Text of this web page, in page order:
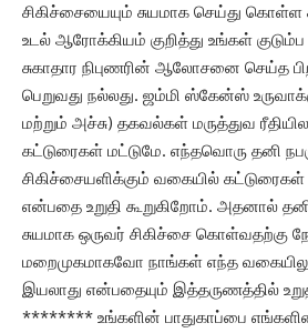
சிகிச்சையையும் சுயமாக செய்து கொள்ள
உடல் ஆரோக்கியம் குறித்து உங்கள்
சுகாதார நிபுணரின் ஆலோசனை செய்த
பெறுவது நல்லது. ஜம்மி ஸ்கேன்ஸ்
மற்றும் அச்சு) தகவல்கள் மருத்துவ
கட்டுரைகள் மட்டுமே. எந்தவொரு தனி
சிகிச்சையளிக்கும் வகையில்
என்பதை உறுதி கூறுகிறோம். அதனால்
சுயமாக ஒருவர் சிகிச்சை கொள்வதற்கு
மறைமுகமாகவோ நாங்கள் எந்த
இயலாது என்பதையும் இத்தருணத்தில்
******** உங்களின் பாதுகாப்பை